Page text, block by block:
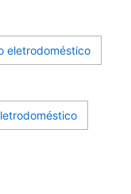
eletrodoméstico